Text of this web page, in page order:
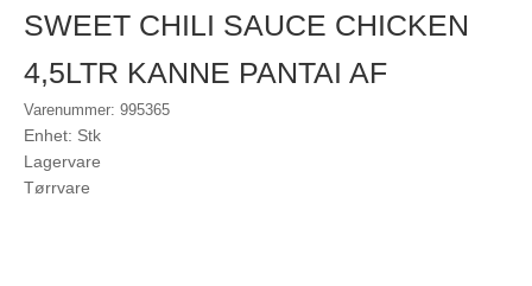
SWEET CHILI SAUCE CHICKEN
4,5LTR KANNE PANTAI AF
Varenummer: 995365
Enhet: Stk
Lagervare
Tørrvare